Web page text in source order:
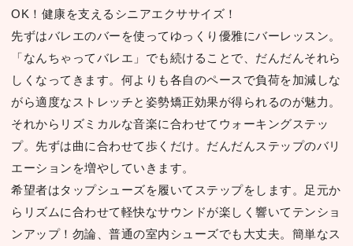
OK！健康を支えるシニアエクササイズ！
先ずはバレエのバーを使ってゆっくり優雅にバーレッスン。
「なんちゃってバレエ」でも続けることで、だんだんそれら
しくなってきます。何よりも各⾃のペースで負荷を加減しな
がら適度なストレッチと姿勢矯正効果が得られるのが魅⼒。
それからリズミカルな⾳楽に合わせてウォーキングステッ
プ。先ずは曲に合わせて歩くだけ。だんだんステップのバリ
エーションを増やしていきます。
希望者はタップシューズを履いてステップをします。⾜元か
らリズムに合わせて軽快なサウンドが楽しく響いてテンショ
ンアップ！勿論、普通の室内シューズでも⼤丈夫。簡単なス